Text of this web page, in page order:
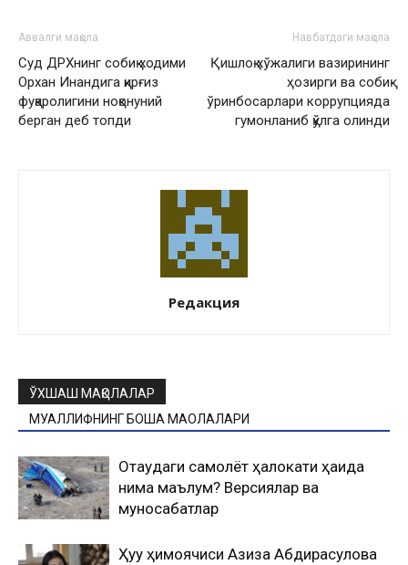
Аввалги мақола
Суд ДРХнинг собиқ ходими
Орхан Инандига қирғиз
фуқаролигини ноқонуний
берган деб топди
Навбатдаги мақола
Қишлоқ хўжалиги вазирининг
ҳозирги ва собиқ
ўринбосарлари коррупцияда
гумонланиб қўлга олинди
Редакция
ЎХШАШ МАҚОЛАЛАР
МУАЛЛИФНИНГ БОШҚА МАҚОЛАЛАРИ
Оқтаудаги самолёт ҳалокати ҳақида
нима маълум? Версиялар ва
муносабатлар
Ҳуқуқ ҳимоячиси Азиза Абдирасулова